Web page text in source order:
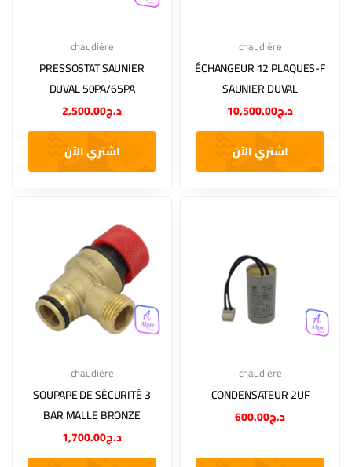
chaudière
PRESSOSTAT SAUNIER
DUVAL 50PA/65PA
د.ج2,500.00
اشتري الآن
chaudière
ÉCHANGEUR 12 PLAQUES-F
SAUNIER DUVAL
د.ج10,500.00
اشتري الآن
chaudière
SOUPAPE DE SÉCURITÉ 3
BAR MALLE BRONZE
د.ج1,700.00
chaudière
CONDENSATEUR 2UF
د.ج600.00